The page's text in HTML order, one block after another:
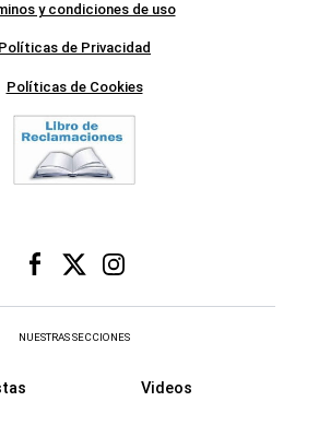
y condiciones de uso
Políticas de Privacidad
Políticas de Cookies
NUESTRAS SECCIONES
Videos